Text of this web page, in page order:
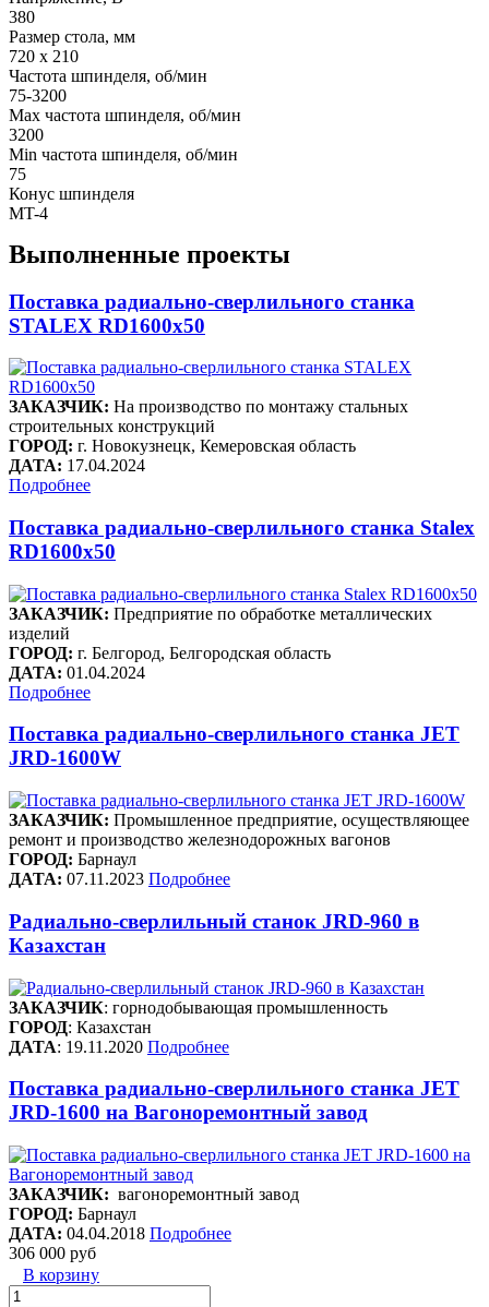
380
Размер стола, мм
720 х 210
Частота шпинделя, об/мин
75-3200
Max частота шпинделя, об/мин
3200
Min частота шпинделя, об/мин
75
Конус шпинделя
MT-4
Выполненные проекты
Поставка радиально-сверлильного станка
STALEX RD1600x50
ЗАКАЗЧИК: На производство по монтажу стальных
строительных конструкций
ГОРОД: г. Новокузнецк, Кемеровская область
ДАТА: 17.04.2024
Подробнее
Поставка радиально-сверлильного станка Stalex
RD1600x50
ЗАКАЗЧИК: Предприятие по обработке металлических
изделий
ГОРОД: г. Белгород, Белгородская область
ДАТА: 01.04.2024
Подробнее
Поставка радиально-сверлильного станка JET
JRD-1600W
ЗАКАЗЧИК: Промышленное предприятие, осуществляющее
ремонт и производство железнодорожных вагонов
ГОРОД: Барнаул
ДАТА: 07.11.2023 Подробнее
Радиально-сверлильный станок JRD-960 в
Казахстан
ЗАКАЗЧИК: горнодобывающая промышленность
ГОРОД: Казахстан
ДАТА: 19.11.2020 Подробнее
Поставка радиально-сверлильного станка JET
JRD-1600 на Вагоноремонтный завод
ЗАКАЗЧИК: вагоноремонтный завод
ГОРОД: Барнаул
ДАТА: 04.04.2018 Подробнее
306 000 руб
В корзину